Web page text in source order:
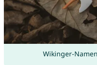
Wikinger-